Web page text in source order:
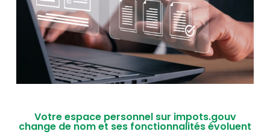
Votre espace personnel sur impots.gouv
change de nom et ses fonctionnalités évoluent